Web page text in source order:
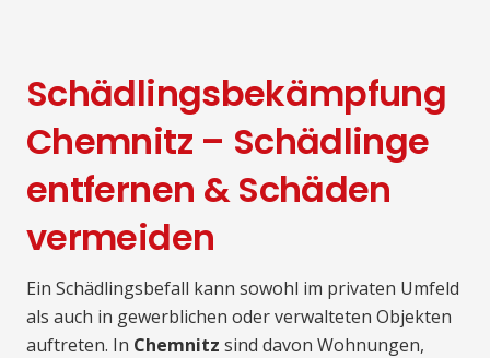
Schädlingsbekämpfung
Chemnitz – Schädlinge
entfernen & Schäden
vermeiden
Ein Schädlingsbefall kann sowohl im privaten Umfeld
als auch in gewerblichen oder verwalteten Objekten
auftreten. In Chemnitz sind davon Wohnungen,